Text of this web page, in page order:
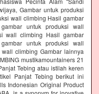
Gambar untuk produksi
wall climbing Hasil gambar
untuk produksi wall
wall climbing Hasil gambar
untuk produksi wall
climbing Gambar lainnya
mustikamountainers 21
Tebing atau istilah keren
Panjat Tebing berikut ini
Indonesian Original Product